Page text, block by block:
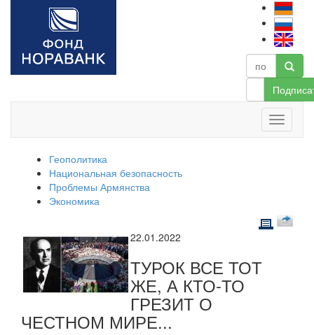
Геополитика
Национальная безопасность
Проблемы Армянства
Экономика
22.01.2022
ТУРОК ВСЕ ТОТ
ЖЕ, А КТО-ТО
ГРЕЗИТ О
ЧЕСТНОМ МИРЕ...